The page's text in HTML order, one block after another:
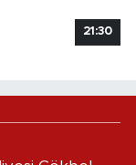
21:30